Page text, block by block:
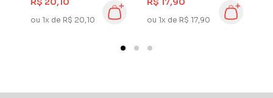
Vitamina C
ou 1x de R$ 20,10 ou 1x de R$ 17,90